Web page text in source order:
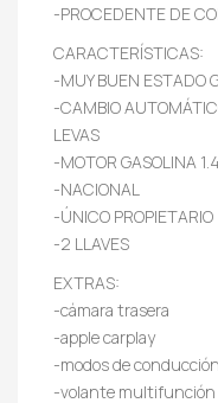
-PROCEDENTE DE
CARACTERÍSTICAS:
-MUY BUEN ESTADO
-CAMBIO
LEVAS
-MOTOR GASOLINA
-NACIONAL
-ÚNICO PROPIETARIO
-2 LLAVES
EXTRAS:
-cámara trasera
-apple carplay
-modos de conducción
-volante multifunción